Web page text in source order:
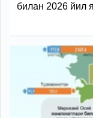
билан 2026 йил